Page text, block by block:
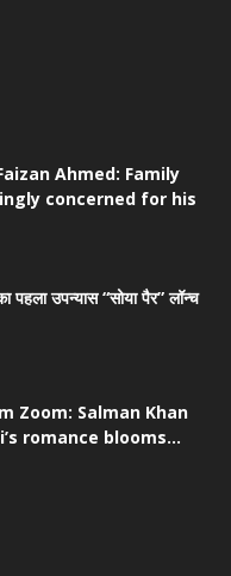
Ahmed: Family
concerned for his
पहला उपन्यास “सोया पैर” लॉन्च
Zoom: Salman Khan
romance blooms...